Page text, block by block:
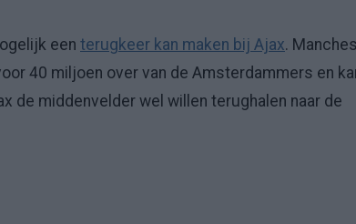
een terugkeer kan maken bij Ajax.
40 miljoen over van de Amsterdammers en
de middenvelder wel willen terughalen naar de